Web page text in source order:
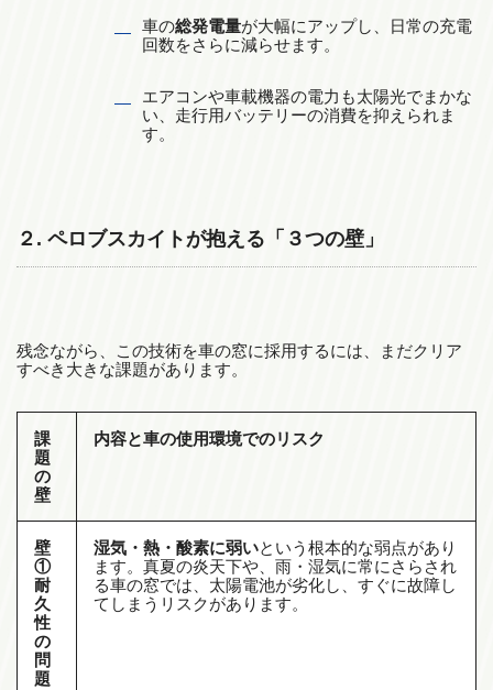
車の総発電量が大幅にアップし、日常の充電
回数をさらに減らせます。
エアコンや車載機器の電力も太陽光でまかな
い、走行用バッテリーの消費を抑えられま
す。
２. ペロブスカイトが抱える「３つの壁」
残念ながら、この技術を車の窓に採用するには、まだクリア
すべき大きな課題があります。
課
題
の
壁
内容と車の使用環境でのリスク
壁
①
耐
久
性
の
問
題
湿気・熱・酸素に弱いという根本的な弱点があり
ます。真夏の炎天下や、雨・湿気に常にさらされ
る車の窓では、太陽電池が劣化し、すぐに故障し
てしまうリスクがあります。